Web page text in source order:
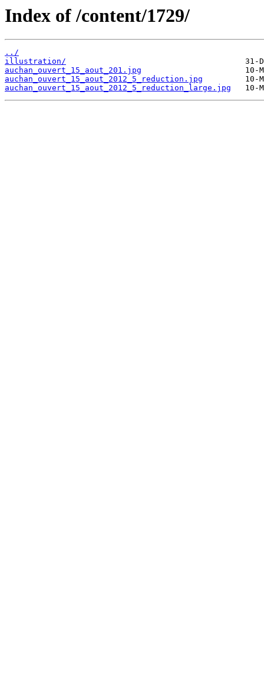
Index of /content/1729/
../
illustration/
auchan_ouvert_15_aout_201.jpg
auchan_ouvert_15_aout_2012_5_reduction.jpg
auchan_ouvert_15_aout_2012_5_reduction_large.jpg